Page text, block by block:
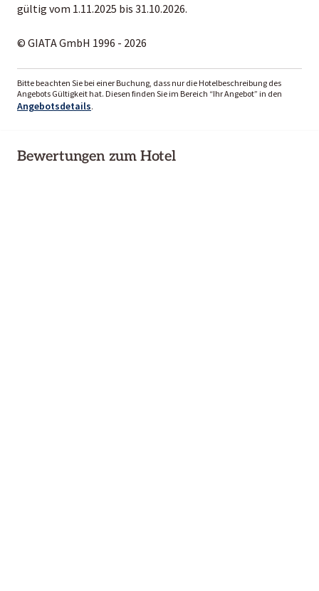
gültig vom 1.11.2025 bis 31.10.2026.
© GIATA GmbH 1996 - 2026
Bitte beachten Sie bei einer Buchung, dass nur die Hotelbeschreibung des
Angebots Gültigkeit hat. Diesen finden Sie im Bereich “Ihr Angebot” in den
Angebotsdetails.
Bewertungen zum Hotel